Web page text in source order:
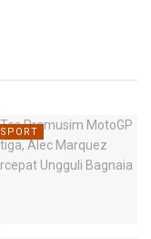
SPORT